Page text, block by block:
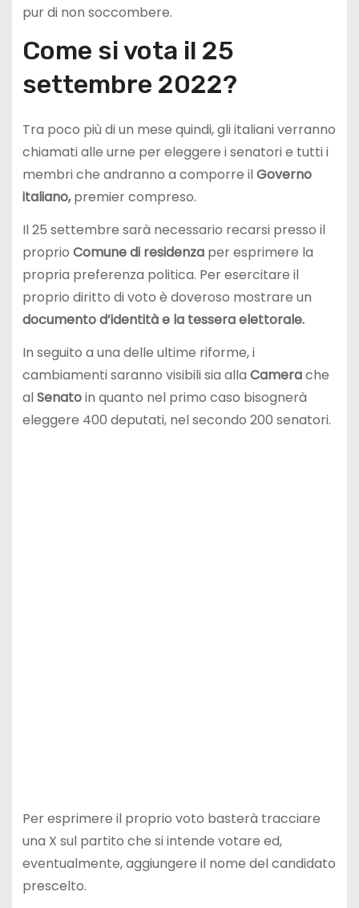
pur di non soccombere.
Come si vota il 25
settembre 2022?
Tra poco più di un mese quindi, gli italiani verranno
chiamati alle urne per eleggere i senatori e tutti i
membri che andranno a comporre ilGoverno
italiano,premier compreso.
Il 25 settembre sarà necessario recarsi presso il
proprio Comune di residenzaper esprimere la
propria preferenza politica. Per esercitare il
proprio diritto di voto è doveroso mostrare un
documento d’identità e la tessera elettorale.
In seguito a una delle ultime riforme, i
cambiamenti saranno visibili sia alla Camerache
alSenatoin quanto nel primo caso bisognerà
eleggere 400 deputati, nel secondo 200 senatori.
Per esprimere il proprio voto basterà tracciare
una X sul partito che si intende votare ed,
eventualmente, aggiungere il nome del candidato
prescelto.